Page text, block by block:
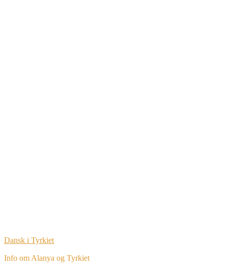
Dansk i Tyrkiet
Info om Alanya og Tyrkiet